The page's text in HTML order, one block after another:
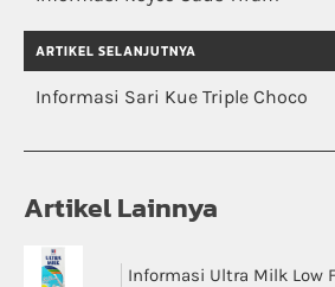
ARTIKEL SELANJUTNYA
Informasi Sari Kue Triple Choco
Artikel Lainnya
Informasi Ultra Milk Low